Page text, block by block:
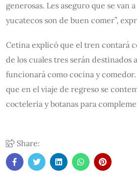
generosas. Les aseguro que se van
yucatecos son de buen comer”,
Cetina explicó que el tren contará
de los cuales tres serán destinados
funcionará como cocina y
que en el viaje de regreso se
coctelería y botanas para
Share: